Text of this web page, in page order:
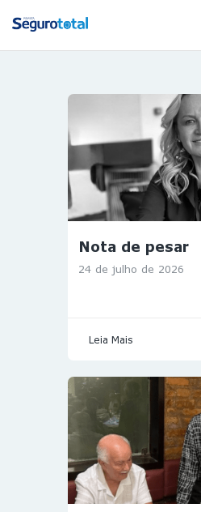
NOTÍCIAS
REVISTA
ESPECIAIS
GAIVOTA DE
OURO
MULHERES
GESTORAS
Nota de pesar
24 de julho de 2026
Leia Mais